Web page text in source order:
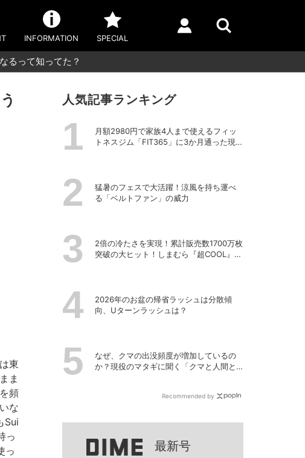
INFORMATION SPECIAL
るって知ってた？
東
ま
頻
な
Sui
っ
っ
人気記事ランキング
月額2980円で家族4人まで使えるフィッ
トネスジム「FIT365」に3か月通った現在
猛暑のフェスで大活躍！涼風を持ち運べ
る「ベルトファン」の威力
2倍の冷たさを実現！累計販売数1700万枚
突破の大ヒット！しまむら『超COOL』シ
2026年のお盆の帰省ラッシュは分散傾
向、Uターンラッシュは？
なぜ、クマの出没頻度が増加しているの
か？現役のマタギに聞く「クマと人間と
Recommended by
最新号